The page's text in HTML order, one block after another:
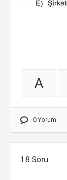
A
0 Yorum
18.Soru